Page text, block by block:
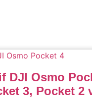
DJI Osmo
3, Pocket 2